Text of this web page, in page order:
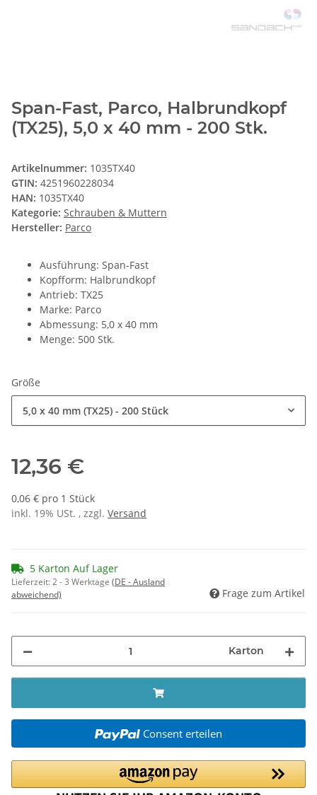
Span-Fast, Parco, Halbrundkopf
(TX25), 5,0 x 40 mm - 200 Stk.
Artikelnummer: 1035TX40
GTIN: 4251960228034
HAN: 1035TX40
Kategorie: Schrauben & Muttern
Hersteller: Parco
Ausführung: Span-Fast
Kopfform: Halbrundkopf
Antrieb: TX25
Marke: Parco
Abmessung: 5,0 x 40 mm
Menge: 500 Stk.
Größe
5,0 x 40 mm (TX25) - 200 Stück
12,36 €
0,06 € pro 1 Stück
inkl. 19% USt. , zzgl. Versand
5 Karton Auf Lager
Lieferzeit:2 - 3 Werktage (DE - Ausland
abweichend)
Frage zum Artikel
Karton
Consent erteilen